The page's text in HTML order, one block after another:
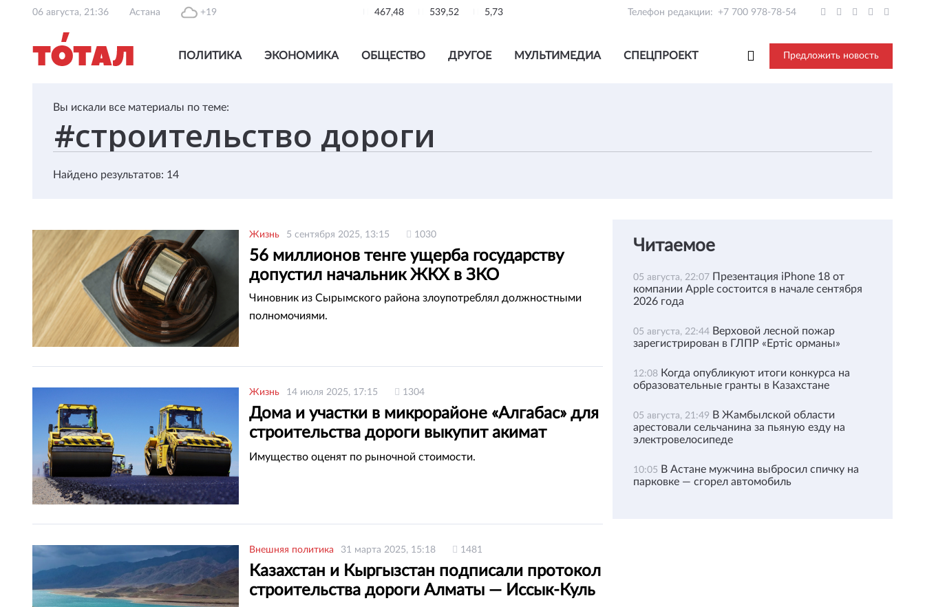
06 августа, 21:36 Астана +19 467,48 539,52 5,73 Телефон редакции: +7 700 978-78-54
ПОЛИТИКА ЭКОНОМИКА ОБЩЕСТВО ДРУГОЕ МУЛЬТИМЕДИА СПЕЦПРОЕКТ Предложить новость
Вы искали все материалы по теме:
Найдено результатов: 14
Жизнь 5 сентября 2025, 13:15 1030
56 миллионов тенге ущерба государству
допустил начальник ЖКХ в ЗКО
Чиновник из Сырымского района злоупотреблял должностными
полномочиями.
Жизнь 14 июля 2025, 17:15 1304
Дома и участки в микрорайоне «Алгабас» для
строительства дороги выкупит акимат
Алматы
Имущество оценят по рыночной стоимости.
Внешняя политика 31 марта 2025, 15:18 1481
Казахстан и Кыргызстан подписали протокол
строительства дороги Алматы — Иссык-Куль
Читаемое
05 августа, 22:07 Презентация iPhone 18 от
компании Apple состоится в начале сентября
2026 года
05 августа, 22:44 Верховой лесной пожар
зарегистрирован в ГЛПР «Ертіс орманы»
12:08 Когда опубликуют итоги конкурса на
образовательные гранты в Казахстане
05 августа, 21:49 В Жамбылской области
арестовали сельчанина за пьяную езду на
электровелосипеде
10:05 В Астане мужчина выбросил спичку на
парковке — сгорел автомобиль